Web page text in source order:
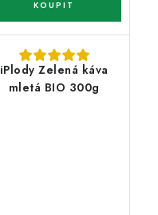
iPlody Zelená káva
mletá BIO 300g